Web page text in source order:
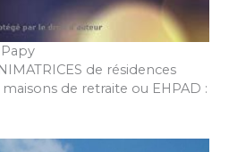
de résidences
de retraite ou EHPAD :